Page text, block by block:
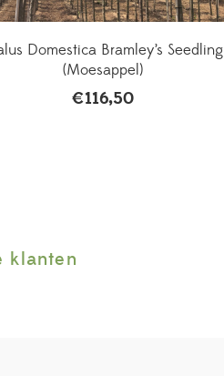
Domestica Bramley’s Seedling
(Moesappel)
€116,50
klanten